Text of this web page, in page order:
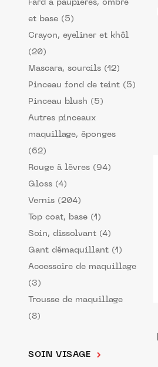
Fard à paupières, ombre
et base (5)
Crayon, eyeliner et khôl
(20)
Mascara, sourcils (12)
Pinceau fond de teint (5)
Pinceau blush (5)
Autres pinceaux
maquillage, éponges
(62)
Rouge à lèvres (94)
Gloss (4)
Vernis (204)
Top coat, base (1)
Soin, dissolvant (4)
Gant démaquillant (1)
Accessoire de maquillage
(3)
Trousse de maquillage
(8)
SOIN VISAGE